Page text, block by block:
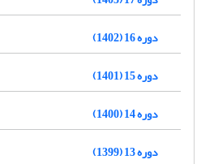
دوره 16 (1402)
دوره 15 (1401)
دوره 14 (1400)
دوره 13 (1399)